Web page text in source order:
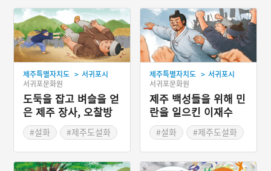
제주특별자치도 > 서귀포시
서귀포문화원
도둑을 잡고 벼슬을 얻
은 제주 장사, 오찰방
#설화 #제주도설화
제주특별자치도 > 서귀포시
서귀포문화원
제주 백성들을 위해 민
란을 일으킨 이재수
#설화 #제주도설화